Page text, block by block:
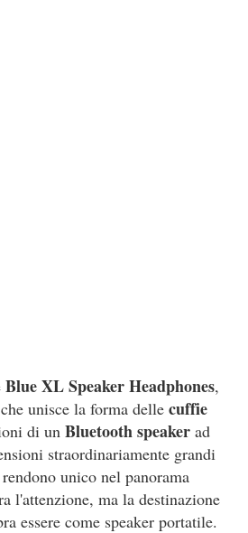
Blue XL Speaker Headphones,
unisce la forma delle cuffie
di un Bluetooth speaker ad
straordinariamente grandi
unico nel panorama
l'attenzione, ma la destinazione
essere come speaker portatile.